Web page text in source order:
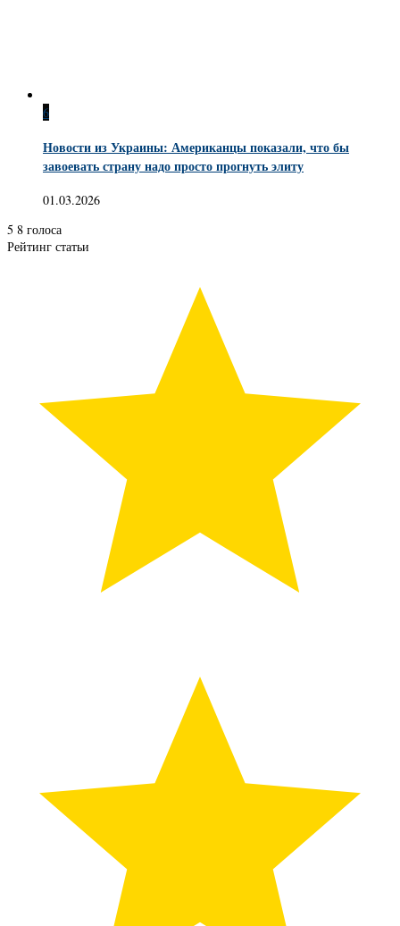
6
Новости из Украины: Американцы показали, что бы
завоевать страну надо просто прогнуть элиту
01.03.2026
5 8 голоса
Рейтинг статьи